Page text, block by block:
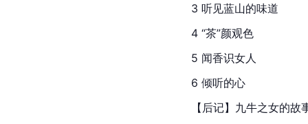
3 听见蓝山的味道
4 “茶”颜观色
5 闻香识女人
6 倾听的心
【后记】九牛之女的故